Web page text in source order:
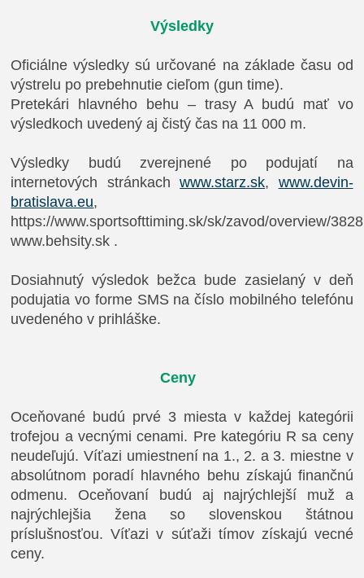
Výsledky
Oficiálne výsledky sú určované na základe času od
výstrelu po prebehnutie cieľom (gun time).
Pretekári hlavného behu – trasy A budú mať vo
výsledkoch uvedený aj čistý čas na 11 000 m.
Výsledky budú zverejnené po podujatí na
internetových stránkachwww.starz.sk, www.devin-
bratislava.eu,
https://www.sportsofttiming.sk/sk/zavod/overview/
www.behsity.sk .
Dosiahnutý výsledok bežca bude zasielaný v deň
podujatia vo forme SMS na číslo mobilného telefónu
uvedeného v prihláške.
Ceny
Oceňované budú prvé 3 miesta v každej kategórii
trofejou a vecnými cenami. Pre kategóriu R sa ceny
neudeľujú. Víťazi umiestnení na 1., 2. a 3. miestne v
absolútnom poradí hlavného behu získajú finančnú
odmenu. Oceňovaní budú aj najrýchlejší muž a
najrýchlejšia žena so slovenskou štátnou
príslušnosťou. Víťazi v súťaži tímov získajú vecné
ceny.